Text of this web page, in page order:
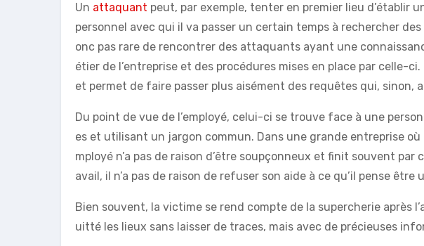
Un attaquant peut, par exemple, tenter en premier lieu d’établir
personnel avec qui il va passer un certain temps à rechercher
onc pas rare de rencontrer des attaquants ayant une
étier de l’entreprise et des procédures mises en place par celle-
et permet de faire passer plus aisément des requêtes qui, sinon,
Du point de vue de l’employé, celui-ci se trouve face à une
es et utilisant un jargon commun. Dans une grande entreprise
mployé n’a pas de raison d’être soupçonneux et finit souvent
avail, il n’a pas de raison de refuser son aide à ce qu’il pense être
Bien souvent, la victime se rend compte de la supercherie après
uitté les lieux sans laisser de traces, mais avec de précieuses